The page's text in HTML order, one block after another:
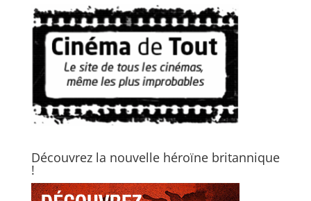
Découvrez la nouvelle héroïne britannique
!